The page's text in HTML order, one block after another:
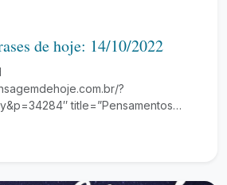
de hoje: 14/10/2022
?
title=”Pensamentos…